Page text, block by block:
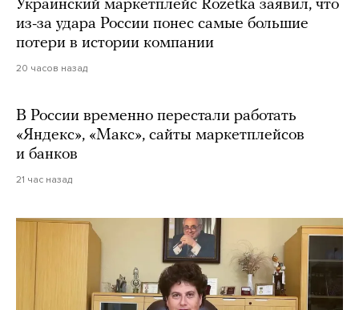
Украинский маркетплейс Rozetka заявил, что
из-за удара России понес самые большие
потери в истории компании
20 часов назад
В России временно перестали работать
«Яндекс», «Макс», сайты маркетплейсов
и банков
21 час назад